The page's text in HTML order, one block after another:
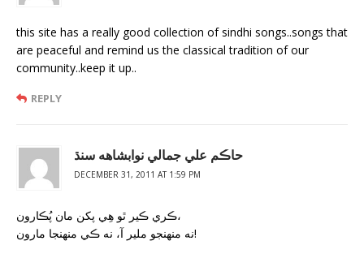
this site has a really good collection of sindhi songs..songs that
are peaceful and remind us the classical tradition of our
community..keep it up..
REPLY
حاڪم علي جمالي نوابشاهه سنڌ
DECEMBER 31, 2011 AT 1:59 PM
ڪري ڪير ٿو هِي پکن مان پُڪارون،
نه منهنجو ملير آ، نه ڪي منهنجا مارون!